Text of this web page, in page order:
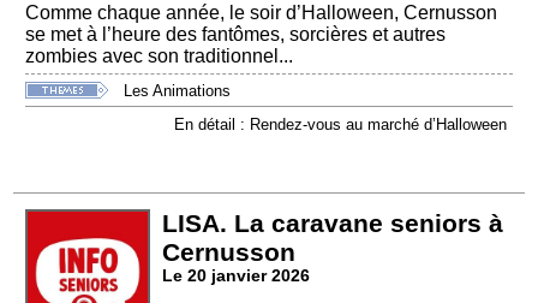
Comme chaque année, le soir d’Halloween, Cernusson
se met à l’heure des fantômes, sorcières et autres
zombies avec son traditionnel...
Les Animations
En détail : Rendez-vous au marché d’Halloween
LISA. La caravane seniors à
Cernusson
Le 20 janvier 2026